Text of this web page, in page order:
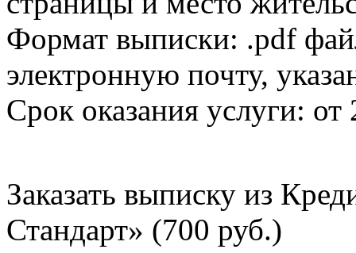
Формат выписки: .pdf
электронную почту,
Срок оказания услуги: от
Заказать выписку из
Стандарт» (700 руб.)